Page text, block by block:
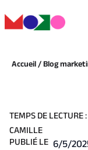
Accueil / Blog
TEMPS DE LECTURE :
CAMILLE
PUBLIÉ LE 6/5/